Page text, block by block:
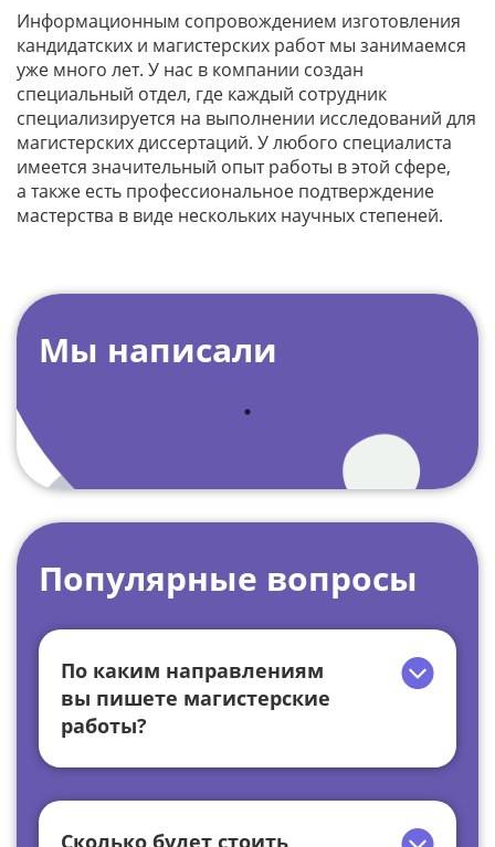
Информационным сопровождением изготовления
кандидатских и магистерских работ мы занимаемся
уже много лет. У нас в компании создан
специальный отдел, где каждый сотрудник
специализируется на выполнении исследований для
магистерских диссертаций. У любого специалиста
имеется значительный опыт работы в этой сфере,
а также есть профессиональное подтверждение
мастерства в виде нескольких научных степеней.
Мы написали
Популярные вопросы
По каким направлениям
вы пишете магистерские
работы?
Сколько будет стоить